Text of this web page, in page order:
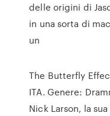
delle origini di
in una sorta di
un
The Butterfly
ITA. Genere:
Nick Larson, la